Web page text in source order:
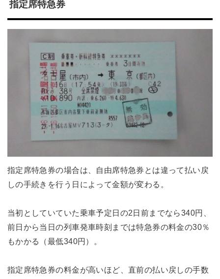
指定席特急券
指定席特急券の場合は、自由席特急券とは違って払い戻
しの手続きを行う日によって金額が変わる。
当初としていていた乗車予定日の2日前までなら340円、
前日から当日の列車発車時刻までは特急券の料金の30％
もかかる（最低340円）。
指定席特急券の料金が高いほど、直前の払い戻しの手数